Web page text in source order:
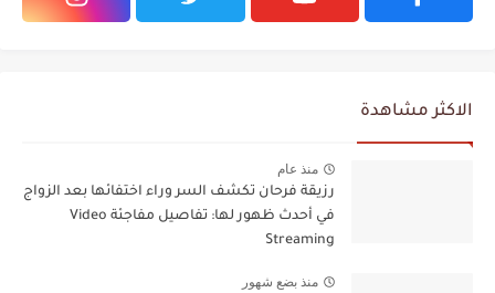
الاكثر مشاهدة
منذ عام
رزيقة فرحان تكشف السر وراء اختفائها بعد الزواج
في أحدث ظهور لها: تفاصيل مفاجئة Video
Streaming
منذ بضع شهور